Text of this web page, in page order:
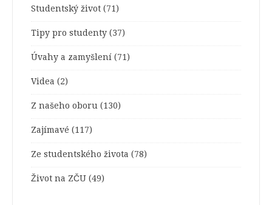
Studentský život (71)
Tipy pro studenty (37)
Úvahy a zamyšlení (71)
Videa (2)
Z našeho oboru (130)
Zajímavé (117)
Ze studentského života (78)
Život na ZČU (49)